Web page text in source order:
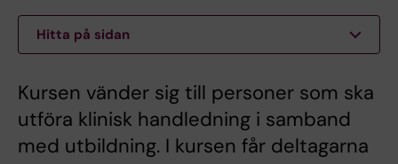
Hitta på sidan
Kursen vänder sig till personer som ska
utföra klinisk handledning i samband
med utbildning. I kursen får deltagarna